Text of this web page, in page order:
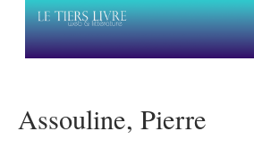
Assouline, Pierre